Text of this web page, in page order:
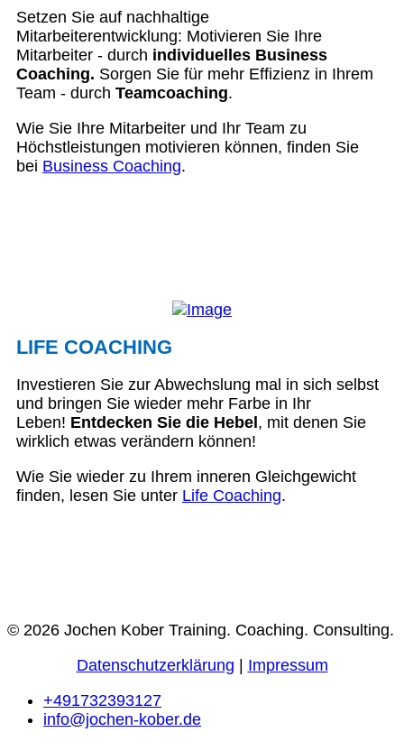
Setzen Sie auf nachhaltige
Mitarbeiterentwicklung: Motivieren Sie Ihre
Mitarbeiter - durch individuelles Business
Coaching. Sorgen Sie für mehr Effizienz in Ihrem
Team - durch Teamcoaching.
Wie Sie Ihre Mitarbeiter und Ihr Team zu
Höchstleistungen motivieren können, finden Sie
bei Business Coaching.
LIFE COACHING
Investieren Sie zur Abwechslung mal in sich selbst
und bringen Sie wieder mehr Farbe in Ihr
Leben! Entdecken Sie die Hebel , mit denen Sie
wirklich etwas verändern können!
Wie Sie wieder zu Ihrem inneren Gleichgewicht
finden, lesen Sie unter Life Coaching.
© 2026 Jochen Kober Training. Coaching. Consulting.
Datenschutzerklärung
Impressum
+491732393127
info@jochen-kober.de